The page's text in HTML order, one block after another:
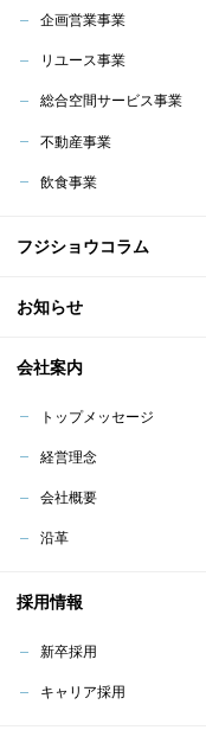
企画営業事業
リユース事業
総合空間サービス事業
不動産事業
飲食事業
フジショウコラム
お知らせ
会社案内
トップメッセージ
経営理念
会社概要
沿革
採用情報
新卒採用
キャリア採用